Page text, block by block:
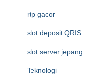
rtp gacor
slot deposit QRIS
slot server jepang
Teknologi